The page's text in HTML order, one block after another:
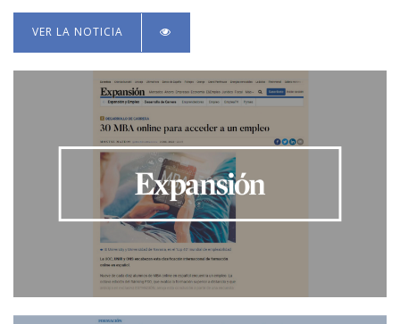
VER LA NOTICIA